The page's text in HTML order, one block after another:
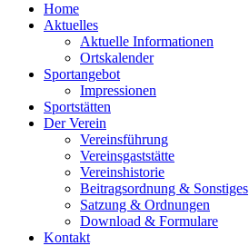
Home
Aktuelles
Aktuelle Informationen
Ortskalender
Sportangebot
Impressionen
Sportstätten
Der Verein
Vereinsführung
Vereinsgaststätte
Vereinshistorie
Beitragsordnung & Sonstiges
Satzung & Ordnungen
Download & Formulare
Kontakt